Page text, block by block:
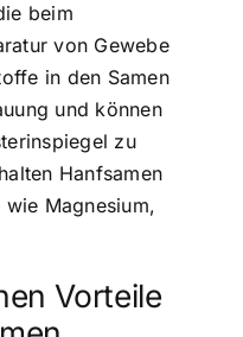
beim
von Gewebe
in den Samen
und können
zu
Hanfsamen
Magnesium,
Vorteile